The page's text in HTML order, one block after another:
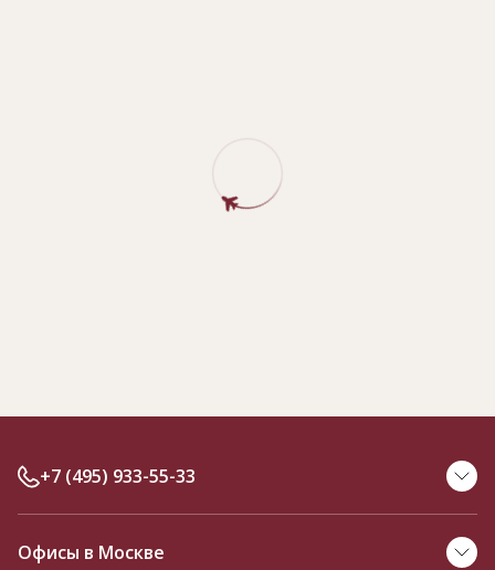
+7 (495) 933-55-33
Офисы в Москве